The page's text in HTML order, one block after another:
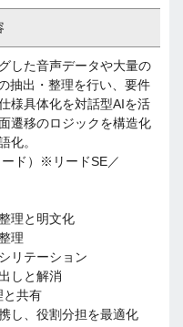
した音声データや大量の
抽出・整理を行い、要件
様具体化を対話型AIを活
遷移のロジックを構造化
化。
ド）※リードSE／
理と明文化
理
リテーション
しと解消
と共有
し、役割分担を最適化